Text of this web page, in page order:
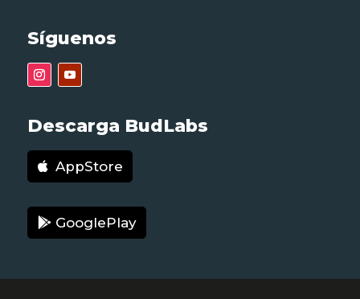
Síguenos
Descarga BudLabs
AppStore
GooglePlay